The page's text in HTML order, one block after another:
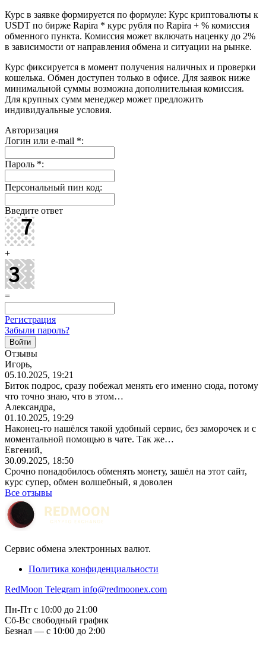
Курс в заявке формируется по формуле: Курс криптовалюты к
USDT по бирже Rapira * курс рубля по Rapira + % комиссия
обменного пункта. Комиссия может включать наценку до 2%
в зависимости от направления обмена и ситуации на рынке.
Курс фиксируется в момент получения наличных и проверки
кошелька. Обмен доступен только в офисе. Для заявок ниже
минимальной суммы возможна дополнительная комиссия.
Для крупных сумм менеджер может предложить
индивидуальные условия.
Авторизация
Логин или e-mail *:
Пароль *:
Персональный пин код:
Введите ответ
+
=
Регистрация
Забыли пароль?
Отзывы
Игорь,
05.10.2025, 19:21
Биток подрос, сразу побежал менять его именно сюда, потому
что точно знаю, что в этом…
Александра,
01.10.2025, 19:29
Наконец-то нашёлся такой удобный сервис, без заморочек и с
моментальной помощью в чате. Так же…
Евгений,
30.09.2025, 18:50
Срочно понадобилось обменять монету, зашёл на этот сайт,
курс супер, обмен волшебный, я доволен
Все отзывы
Сервис обмена электронных валют.
Политика конфиденциальности
RedMoon Telegram info@redmoonex.com
Пн-Пт с 10:00 до 21:00
Сб-Вс свободный график
Безнал — с 10:00 до 2:00